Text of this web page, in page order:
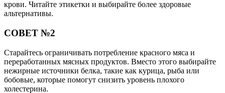
крови. Читайте этикетки и выбирайте более здоровые
альтернативы.
СОВЕТ №2
Старайтесь ограничивать потребление красного мяса и
переработанных мясных продуктов. Вместо этого выбирайте
нежирные источники белка, такие как курица, рыба или
бобовые, которые помогут снизить уровень плохого
холестерина.